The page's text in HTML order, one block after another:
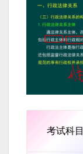
考试科目